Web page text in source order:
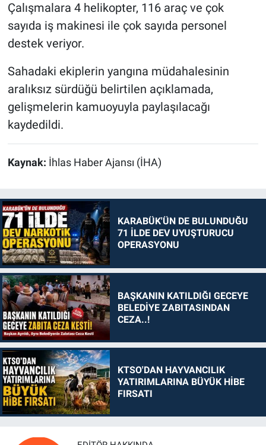
Çalışmalara 4 helikopter, 116 araç ve çok
sayıda iş makinesi ile çok sayıda personel
destek veriyor.
Sahadaki ekiplerin yangına müdahalesinin
aralıksız sürdüğü belirtilen açıklamada,
gelişmelerin kamuoyuyla paylaşılacağı
kaydedildi.
Kaynak: İhlas Haber Ajansı (İHA)
KARABÜK'ÜN DE BULUNDUĞU
71 İLDE DEV UYUŞTURUCU
OPERASYONU
BAŞKANIN KATILDIĞI GECEYE
BELEDİYE ZABITASINDAN
CEZA..!
KTSO'DAN HAYVANCILIK
YATIRIMLARINA BÜYÜK HİBE
FIRSATI